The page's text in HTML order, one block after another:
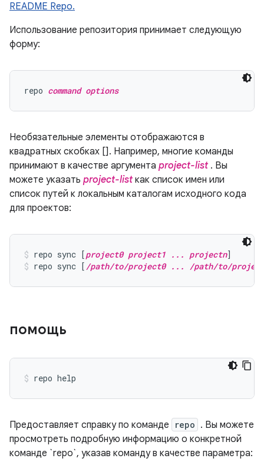
README Repo.
Использование репозитория принимает следующую
форму:
repo command options
Необязательные элементы отображаются в
квадратных скобках []. Например, многие команды
принимают в качестве аргумента project-list. Вы
можете указать project-listкак список имен или
список путей к локальным каталогам исходного кода
для проектов:
repo sync [project0 project1 ... projectn]
repo sync [ /path/to/project0 ... /path/to/
помощь
Предоставляет справку по команде repo . Вы можете
просмотреть подробную информацию о конкретной
команде `repo`, указав команду в качестве параметра: